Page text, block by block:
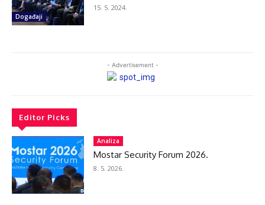
Događaji
15. 5. 2024.
- Advertisement -
Editor Picks
Analiza
Mostar Security Forum 2026.
8. 5. 2026.